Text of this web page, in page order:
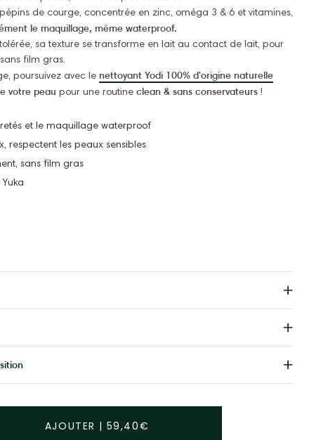
de courge, concentrée en zinc, oméga 3 & 6 et vitamines,
le maquillage, même waterproof.
sa texture se transforme en lait au contact de lait, pour
film gras.
poursuivez avec le nettoyant Yodi 100% d'origine naturelle
votre peau pour une routine clean & sans conservateurs !
et le maquillage waterproof
respectent les peaux sensibles
sans film gras
AJOUTER | 59,40€